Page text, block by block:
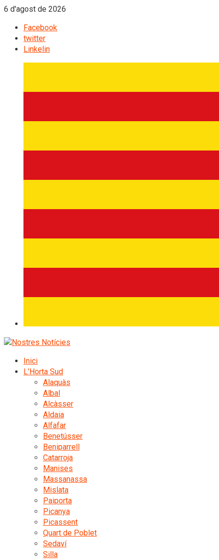
6 d'agost de 2026
Facebook
twitter
Linkelin
Inici
L’Horta Sud
Alaquàs
Albal
Alcàsser
Aldaia
Alfafar
Benetússer
Beniparrell
Catarroja
Manises
Massanassa
Mislata
Paiporta
Picanya
Picassent
Quart de Poblet
Sedaví
Silla